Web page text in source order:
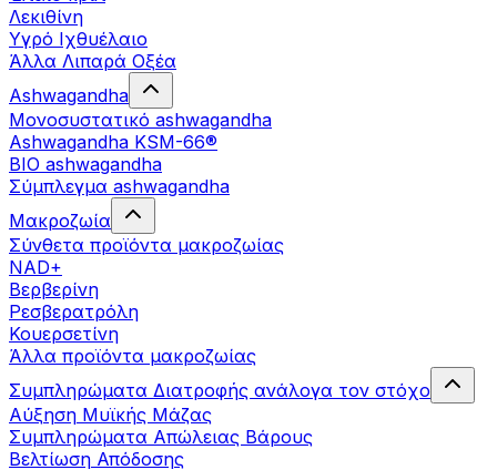
Λεκιθίνη
Υγρό Ιχθυέλαιο
Άλλα Λιπαρά Οξέα
Ashwagandha
Μονοσυστατικό ashwagandha
Ashwagandha KSM-66®
BIO ashwagandha
Σύμπλεγμα ashwagandha
Μακροζωία
Σύνθετα προϊόντα μακροζωίας
NAD+
Βερβερίνη
Ρεσβερατρόλη
Κουερσετίνη
Άλλα προϊόντα μακροζωίας
Συμπληρώματα Διατροφής ανάλογα τον στόχο
Αύξηση Μυϊκής Μάζας
Συμπληρώματα Aπώλειας Βάρους
Βελτίωση Απόδοσης